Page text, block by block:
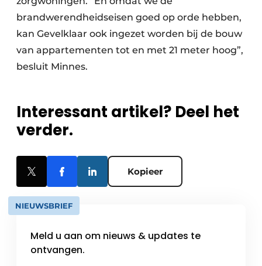
brandwerendheidseisen goed op orde hebben,
kan Gevelklaar ook ingezet worden bij de bouw
van appartementen tot en met 21 meter hoog”,
besluit Minnes.
Interessant artikel? Deel het
verder.
Kopieer
NIEUWSBRIEF
Meld u aan om nieuws & updates te
ontvangen.